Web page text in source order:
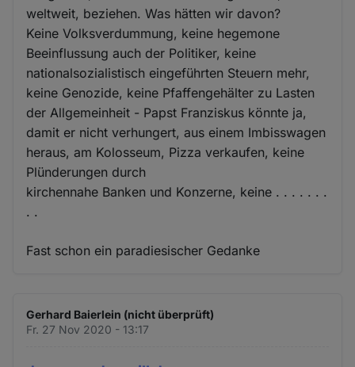
weltweit, beziehen. Was hätten wir davon?
Keine Volksverdummung, keine hegemone
Beeinflussung auch der Politiker, keine
nationalsozialistisch eingeführten Steuern mehr,
keine Genozide, keine Pfaffengehälter zu Lasten
der Allgemeinheit - Papst Franziskus könnte ja,
damit er nicht verhungert, aus einem Imbisswagen
heraus, am Kolosseum, Pizza verkaufen, keine
Plünderungen durch
kirchennahe Banken und Konzerne, keine . . . . . . .
. .
Fast schon ein paradiesischer Gedanke
Gerhard Baierlein (nicht überprüft)
Fr. 27 Nov 2020 - 13:17